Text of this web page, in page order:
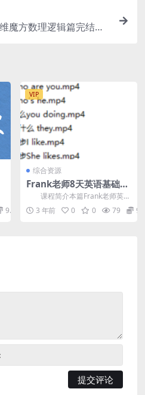
魔方数理逻辑篇完结视
9.9
VIP
综合资源
Frank老师8天英语基础口
语句型教学视频
课程简介本篇Frank老师英语
口语句型教学课程，8天学会常用
表达口语。Fra...
3 年前 0 0 79 9.9